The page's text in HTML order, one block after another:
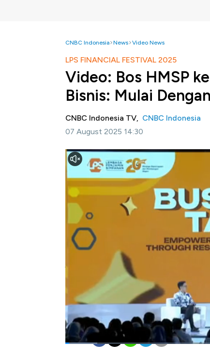
CNBC Indonesia News Video News
LPS FINANCIAL FESTIVAL 2025
Video: Bos HMSP
Bisnis: Mulai
CNBC Indonesia TV, CNBC Indonesia
07 August 2025 14:30
Jakarta, CNBC Indonesia-Transmedia
Financial Festival pada 6-7 Agustus
bagian dari edukasi untuk meningkatkan
masyarakat termasuk generasi muda
Dalam LPS Financial Festival 2025,
strategi bagi UMKM untuk
Ivan menyebutkan niat baik dan berani
bisnis dan meski tidak instan. Selain itu
jaman termasuk dalam pengelolaan
Selengkapnya simak dialog Safrina
Sampoerna Tbk (HMSP)
, Ivan
(BMRI), Timothy Utama dalam LPS
Bagikan: